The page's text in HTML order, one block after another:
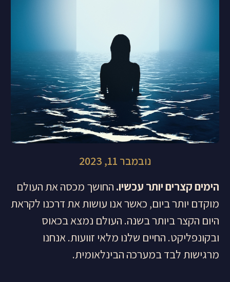
נובמבר 11, 2023
הימים קצרים יותר עכשיו. החושך מכסה את העולם
מוקדם יותר ביום, כאשר אנו עושות את דרכנו לקראת
היום הקצר ביותר בשנה. העולם נמצא בכאוס
ובקונפליקט. החיים שלנו מלאי זוועות. אנחנו
מרגישות לבד במערכה הבינלאומית.